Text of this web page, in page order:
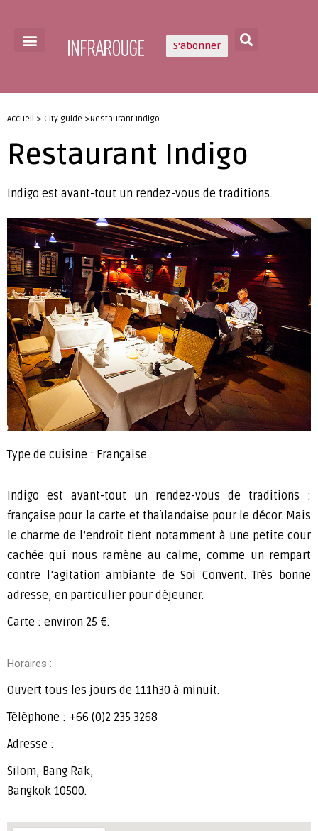
S'abonner
Accueil > City guide >Restaurant Indigo
Restaurant Indigo
Indigo est avant-tout un rendez-vous de traditions.
Type de cuisine : Française
Indigo est avant-tout un rendez-vous de traditions :
française pour la carte et thaïlandaise pour le décor. Mais
le charme de l’endroit tient notamment à une petite cour
cachée qui nous ramène au calme, comme un rempart
contre l’agitation ambiante de Soi Convent. Très bonne
adresse, en particulier pour déjeuner.
Carte : environ 25 €.
Horaires :
Ouvert tous les jours de 111h30 à minuit.
Téléphone : +66 (0)2 235 3268
Adresse :
Silom, Bang Rak,
Bangkok 10500.